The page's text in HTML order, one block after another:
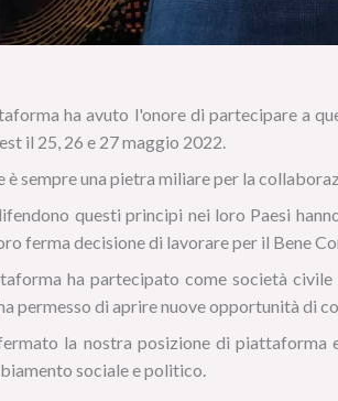
ha avuto l'onore di partecipare a
il 25, 26 e 27 maggio 2022.
è sempre una pietra miliare per la
questi principi nei loro Paesi
ferma decisione di lavorare per il Bene
ha partecipato come società
permesso di aprire nuove opportunità di
la nostra posizione di piattaforma
sociale e politico.